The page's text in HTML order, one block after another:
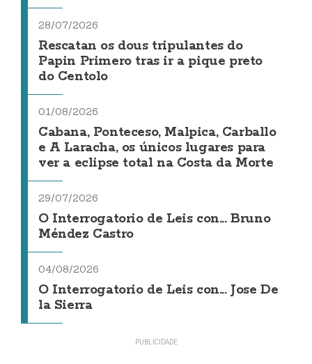
28/07/2026
Rescatan os dous tripulantes do
Papin Primero tras ir a pique preto
do Centolo
01/08/2026
Cabana, Ponteceso, Malpica, Carballo
e A Laracha, os únicos lugares para
ver a eclipse total na Costa da Morte
29/07/2026
O Interrogatorio de Leis con... Bruno
Méndez Castro
04/08/2026
O Interrogatorio de Leis con... Jose De
la Sierra